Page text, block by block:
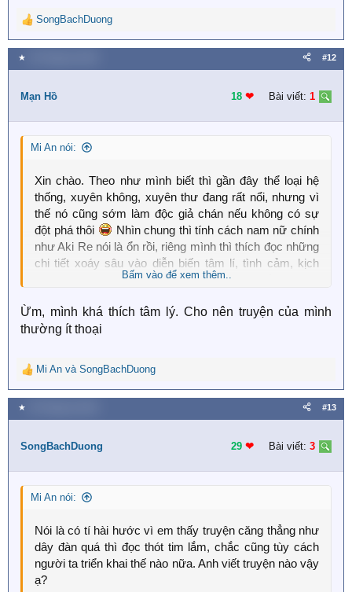
R
e
a
c
i
n
s
SongBachDuong
★ #12
Mạn Hồ 18 ❤︎ Bài viết: 1
Mi An nói:
Xin chào. Theo như mình biết thì gần đây thể loại hệ
thống, xuyên không, xuyên thư đang rất nổi, nhưng vì
thế nó cũng sớm làm độc giả chán nếu không có sự
đột phá thôi
Nhìn chung thì tính cách nam nữ chính
như Aki Re nói là ổn rồi, riêng mình thì thích đọc những
chi tiết xoáy sâu vào diễn biến tâm lí, tình cảm, kịch
tính, có tí hài hước, về những triết lí cuộc sống. Có lẽ
làm truyện hấp dẫn. Ngược tơi tả thì cũng được,
nhưng nó có ý nghĩa là ok: 3
Bấm vào để xem thêm..
Ừm, mình khá thích tâm lý. Cho nên truyện của mình
thường ít thoại
R
e
a
c
i
n
s
Mi An và SongBachDuong
★ #13
SongBachDuong 29 ❤︎ Bài viết: 3
Mi An nói:
Nói là có tí hài hước vì em thấy truyện căng thẳng như
dây đàn quá thì đọc thót tim lắm, chắc cũng tùy cách
người ta triển khai thế nào nữa. Anh viết truyện nào vậy
ạ?